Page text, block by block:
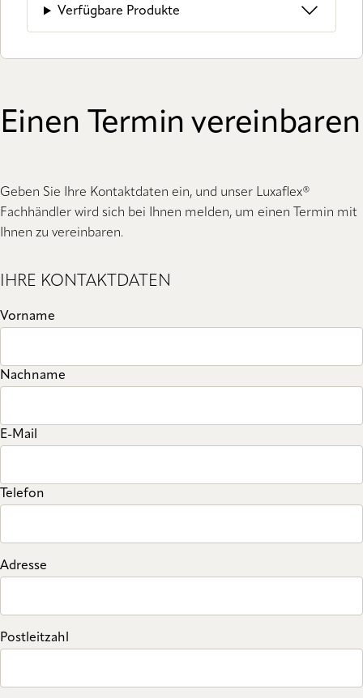
Verfügbare Produkte
Einen Termin vereinbaren
Geben Sie Ihre Kontaktdaten ein, und unser Luxaflex®
Fachhändler wird sich bei Ihnen melden, um einen Termin mit
Ihnen zu vereinbaren.
IHRE KONTAKTDATEN
Vorname
Nachname
E-Mail
Telefon
Adresse
Postleitzahl